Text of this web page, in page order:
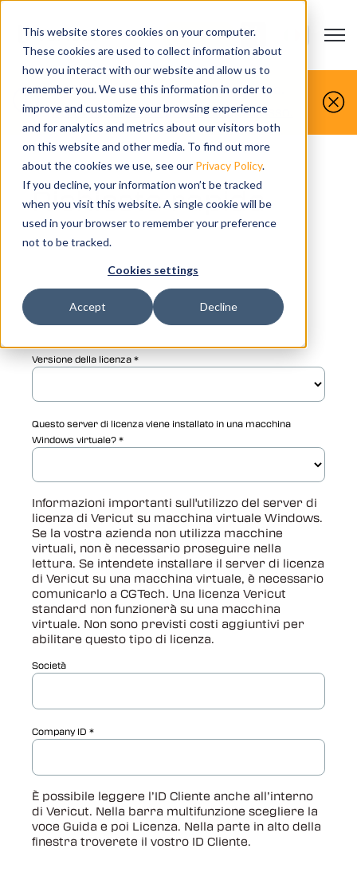
This website stores cookies on your computer.
These cookies are used to collect information about
how you interact with our website and allow us to
remember you. We use this information in order to
improve and customize your browsing experience
and for analytics and metrics about our visitors both
on this website and other media. To find out more
about the cookies we use, see our Privacy Policy.
If you decline, your information won’t be tracked
when you visit this website. A single cookie will be
used in your browser to remember your preference
not to be tracked.
Cookies settings
Accept Decline
Open
CONTATTACI Show
Voi lavorate le parti, noi le simuliamo.
Prenota un demo gratuita oggi stesso.
Richiesta rapida